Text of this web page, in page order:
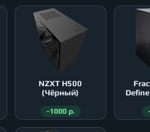
NZXT H500
(Чёрный)
-1000 р.